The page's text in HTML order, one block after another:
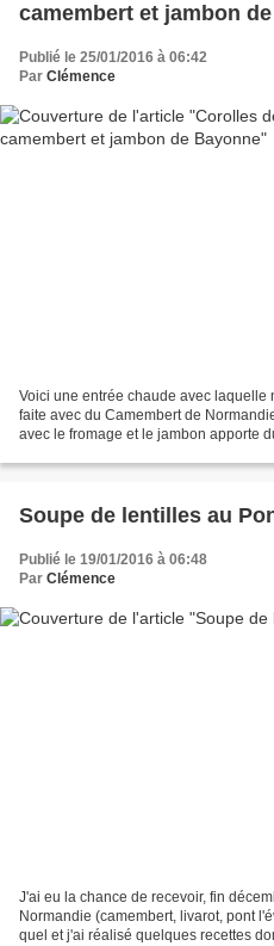
camembert et jambon
Publié le 25/01/2016 à 06:42
Par Clémence
Voici une entrée chaude avec laquelle
faite avec du Camembert de
avec le fromage et le jambon apporte
Soupe de lentilles au
Publié le 19/01/2016 à 06:48
Par Clémence
J'ai eu la chance de recevoir, fin
Normandie (camembert, livarot, pont
quel et j'ai réalisé quelques recettes